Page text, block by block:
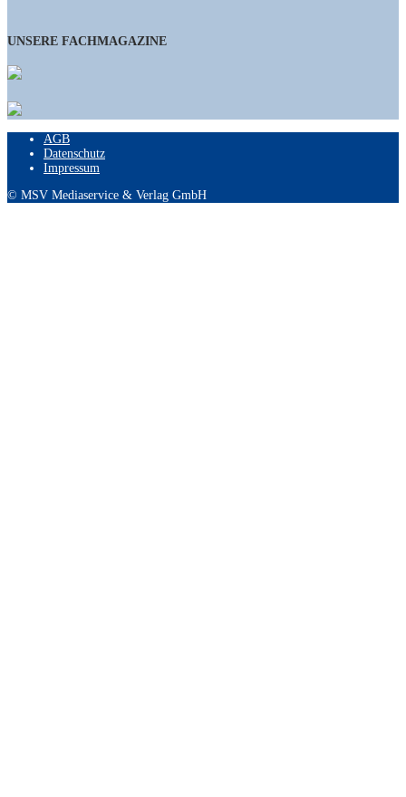
UNSERE FACHMAGAZINE
AGB
Datenschutz
Impressum
© MSV Mediaservice & Verlag GmbH